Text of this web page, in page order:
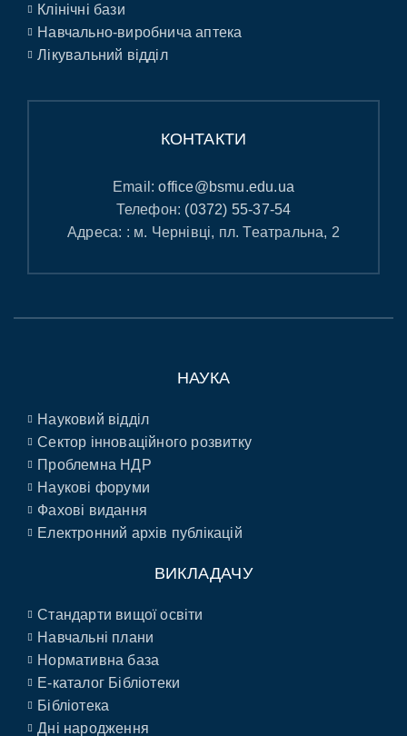
Клінічні бази
Навчально-виробнича аптека
Лікувальний відділ
КОНТАКТИ
Email:office@bsmu.edu.ua
Телефон: (0372) 55-37-54
Адреса: : м. Чернівці, пл. Театральна, 2
НАУКА
Науковий відділ
Сектор інноваційного розвитку
Проблемна НДР
Наукові форуми
Фахові видання
Електронний архів публікацій
ВИКЛАДАЧУ
Стандарти вищої освіти
Навчальні плани
Нормативна база
E-каталог Бібліотеки
Бібліотека
Дні народження